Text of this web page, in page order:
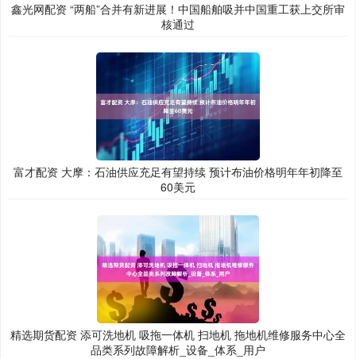
鑫光网配资 “两船”合并有新进展！中国船舶吸并中国重工获上交所审
核通过
富才配资 大摩：石油供应充足有望持续 预计布油价格明年年初降至
60美元
精选期货配资 添可洗地机 吸拖一体机 扫地机 拖地机维修服务中心全
品类系列故障解析_设备_体系_用户